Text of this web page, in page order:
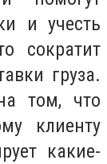
и учесть
сократит
груза.
том, что
клиенту
какие-